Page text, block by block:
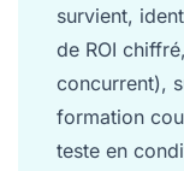
survient,
de ROI
concurrent),
formation
teste en